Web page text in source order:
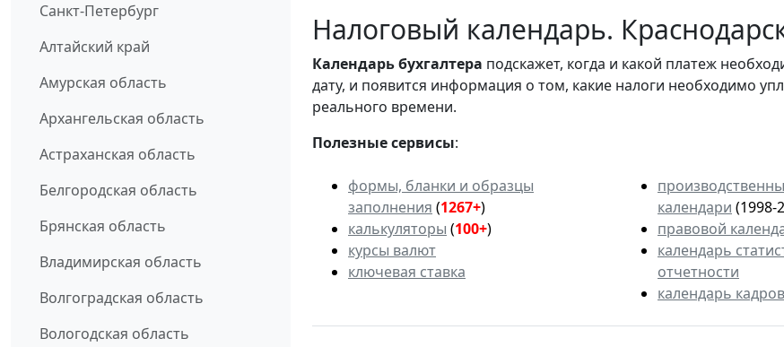
Санкт-Петербург
Алтайский край
Амурская область
Архангельская область
Астраханская область
Белгородская область
Брянская область
Владимирская область
Волгоградская область
Вологодская область
Налоговый календарь.
Календарьбухгалтера подскажет, когда и какой платеж
дату, и появится информация о том, какие налоги необходимо
реального времени.
Полезные сервисы:
формы, бланки и образцы
заполнения (1267+)
калькуляторы (100+)
курсы валют
ключевая ставка
календари (1998-
правовой
календарь
отчетности
календарь